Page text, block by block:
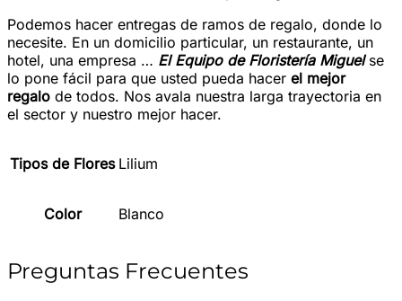
Podemos hacer entregas de ramos de regalo, donde lo
necesite. En un domicilio particular, un restaurante, un
hotel, una empresa … El Equipo de Floristería Miguel se
lo pone fácil para que usted pueda hacer el mejor
regalo de todos. Nos avala nuestra larga trayectoria en
el sector y nuestro mejor hacer.
Tipos de Flores Lilium
Color Blanco
Preguntas Frecuentes